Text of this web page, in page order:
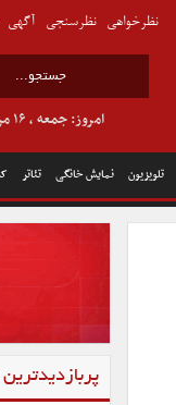
تلویزیون نمایش خانگی تئاتر
امروز: جمعه , ۱۶ مرداد ۱۴۰۵
نظرخواهی نظرسنجی آگهی
پربازدیدترین